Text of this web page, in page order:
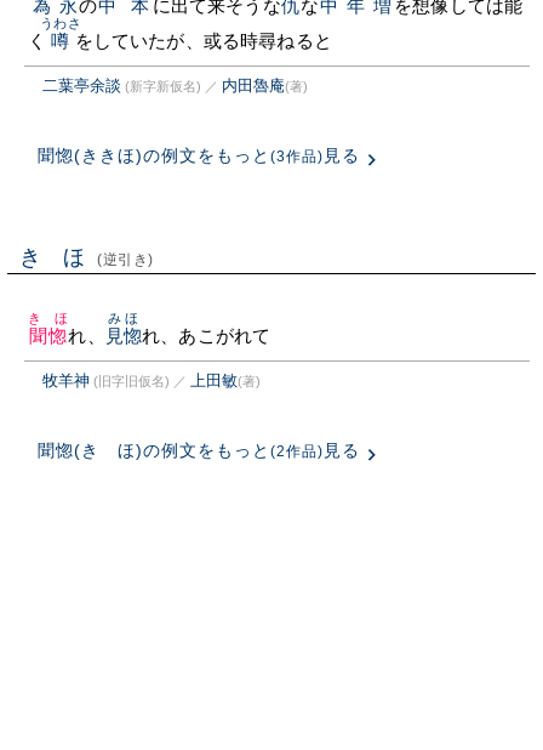
為永の中本 に出て来そうな仇な中年増 を想像しては能
く 噂
うわさ
をしていたが、或る時尋ねると
二葉亭余談 (新字新仮名) ／ 内田魯庵(著)
聞惚(ききほ)の例文をもっと (3作品) 見る
きゝほ (逆引き)
聞惚
きゝほ
れ、 見惚
みほ
れ、あこがれて
牧羊神 (旧字旧仮名) ／ 上田敏(著)
聞惚(きゝほ)の例文をもっと (2作品) 見る